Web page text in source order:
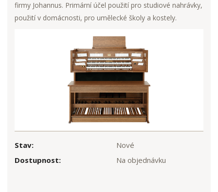
firmy Johannus. Primární účel použití pro studiové nahrávky,
použití v domácnosti, pro umělecké školy a kostely.
Stav:
Nové
Dostupnost:
Na objednávku